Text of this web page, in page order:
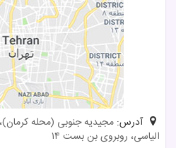
آدرس: مجیدیه جنوبی (محله
الیاسی، روبروی بن بست ۱۴